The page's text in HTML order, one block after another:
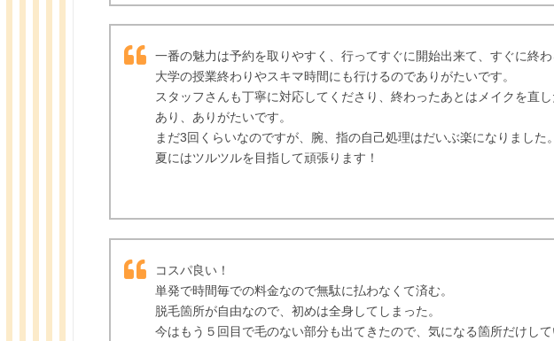
一番の魅力は予約を取りやすく、行ってすぐに開始出来て、すぐに終わ
大学の授業終わりやスキマ時間にも行けるのでありがたいです。
スタッフさんも丁寧に対応してくださり、終わったあとはメイクを直
あり、ありがたいです。
まだ3回くらいなのですが、腕、指の自己処理はだいぶ楽になりました。
夏にはツルツルを目指して頑張ります！
コスパ良い！
単発で時間毎での料金なので無駄に払わなくて済む。
脱毛箇所が自由なので、初めは全身してしまった。
今はもう５回目で毛のない部分も出てきたので、気になる箇所だけして